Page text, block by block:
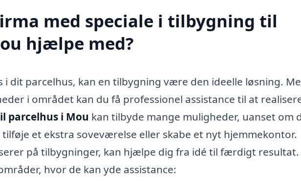
med speciale i tilbygning til
hjælpe med?
i dit parcelhus, kan en tilbygning være den ideelle løsning.
i området kan du få professionel assistance til at
parcelhus i Mou kan tilbyde mange muligheder, uanset om
et ekstra soveværelse eller skabe et nyt hjemmekontor.
på tilbygninger, kan hjælpe dig fra idé til færdigt resultat.
hvor de kan yde assistance: